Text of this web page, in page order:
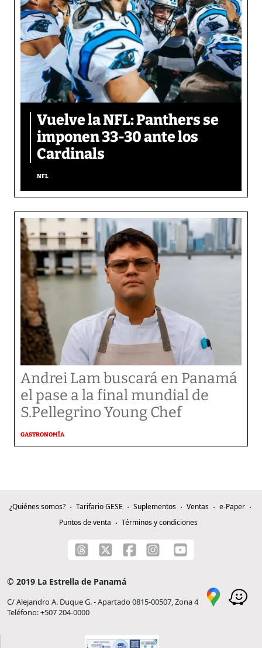
Vuelve la NFL: Panthers se
imponen 33-30 ante los
Cardinals
NFL
Andrei Lam buscará en Panamá
el pase a la final mundial de
S.Pellegrino Young Chef
GASTRONOMÍA
¿Quiénes somos? Tarifario GESE Suplementos Ventas
e-Paper
Puntos de venta
Términos y condiciones
© 2019 La Estrella de Panamá
C/ Alejandro A. Duque G. - Apartado 0815-00507, Zona 4
Teléfono: +507 204-0000